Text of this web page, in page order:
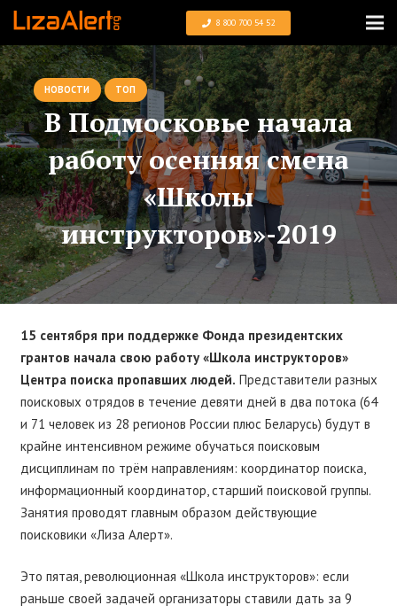
8 800 700 54 52
НОВОСТИ ТОП
В Подмосковье начала
работу осенняя смена
«Школы
инструкторов»-2019
15 сентября при поддержке Фонда президентских
грантов начала свою работу «Школа инструкторов»
Центра поиска пропавших людей. Представители разных
поисковых отрядов в течение девяти дней в два потока (64
и 71 человек из 28 регионов России плюс Беларусь) будут в
крайне интенсивном режиме обучаться поисковым
дисциплинам по трём направлениям: координатор поиска,
информационный координатор, старший поисковой группы.
Занятия проводят главным образом действующие
поисковики «Лиза Алерт».
Это пятая, революционная «Школа инструкторов»: если
раньше своей задачей организаторы ставили дать за 9